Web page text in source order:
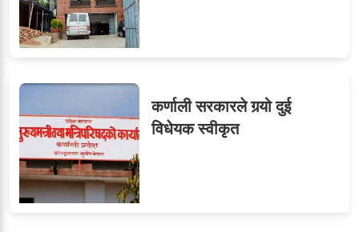
कर्णाली सरकारले गर्‍यो दुई
विधेयक स्वीकृत